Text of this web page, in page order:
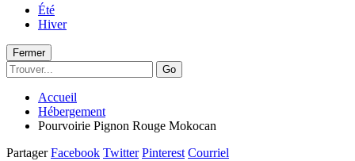
Été
Hiver
Fermer
Go
Accueil
Hébergement
Pourvoirie Pignon Rouge Mokocan
Partager Facebook Twitter Pinterest Courriel